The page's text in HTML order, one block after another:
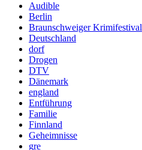
Audible
Berlin
Braunschweiger Krimifestival
Deutschland
dorf
Drogen
DTV
Dänemark
england
Entführung
Familie
Finnland
Geheimnisse
gre